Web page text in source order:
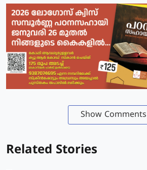
Show Comments
Related Stories